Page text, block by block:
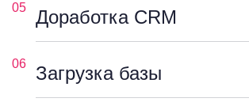
05 Доработка CRM
06 Загрузка базы